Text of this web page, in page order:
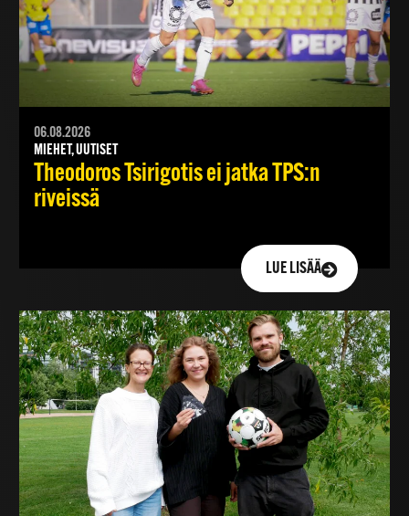
06.08.2026
MIEHET, UUTISET
Theodoros Tsirigotis ei jatka TPS:n
riveissä
LUE LISÄÄ